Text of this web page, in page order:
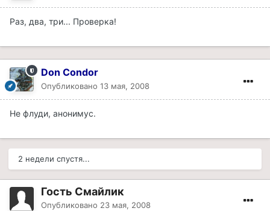
Раз, два, три... Проверка!
Don Condor
Опубликовано 13 мая, 2008
Не флуди, анонимус.
2 недели спустя...
Гость Смайлик
Опубликовано 23 мая, 2008